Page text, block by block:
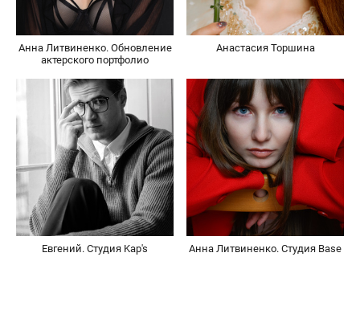
Анна Литвиненко. Обновление
актерского портфолио
Анастасия Торшина
Евгений. Студия Kap's Анна Литвиненко. Студия Base